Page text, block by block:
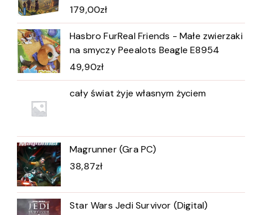
179,00zł
Hasbro FurReal Friends - Małe zwierzaki
na smyczy Peealots Beagle E8954
49,90zł
cały świat żyje własnym życiem
Magrunner (Gra PC)
38,87zł
Star Wars Jedi Survivor (Digital)